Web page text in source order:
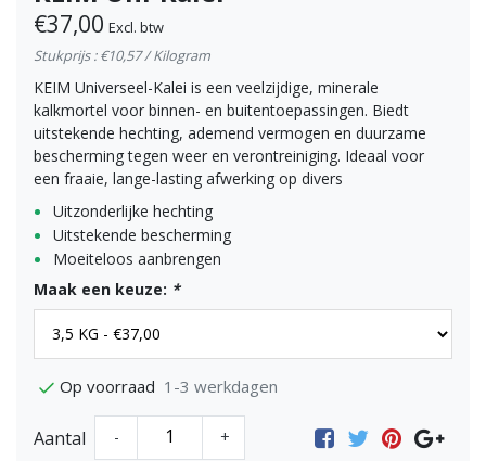
€37,00 Excl. btw
Stukprijs : €10,57 / Kilogram
KEIM Universeel-Kalei is een veelzijdige, minerale
kalkmortel voor binnen- en buitentoepassingen. Biedt
uitstekende hechting, ademend vermogen en duurzame
bescherming tegen weer en verontreiniging. Ideaal voor
een fraaie, lange-lasting afwerking op divers
Uitzonderlijke hechting
Uitstekende bescherming
Moeiteloos aanbrengen
Maak een keuze: *
Op voorraad 1-3 werkdagen
Aantal - +